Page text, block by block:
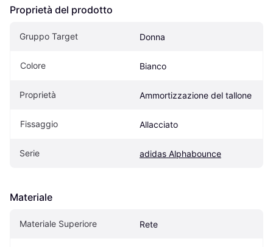
Proprietà del prodotto
Gruppo Target Donna
Colore Bianco
Proprietà Ammortizzazione del tallone
Fissaggio Allacciato
Serie adidas Alphabounce
Materiale
Materiale Superiore Rete